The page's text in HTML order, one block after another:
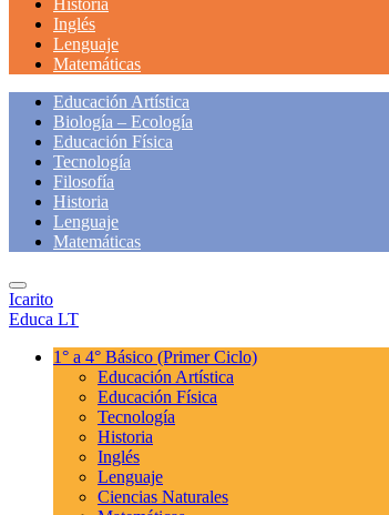
Historia
Inglés
Lenguaje
Matemáticas
Educación Artística
Biología – Ecología
Educación Física
Tecnología
Filosofía
Historia
Lenguaje
Matemáticas
Icarito
Educa LT
1° a 4° Básico (Primer Ciclo)
Educación Artística
Educación Física
Tecnología
Historia
Inglés
Lenguaje
Ciencias Naturales